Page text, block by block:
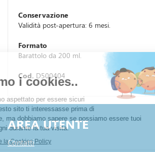
Conservazione
Validità post-apertura: 6 mesi.
Formato
Barattolo da 200 ml.
Cod. D500404
AREA UTENTE
Contatti